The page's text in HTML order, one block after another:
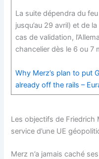
La suite dépendra du
jusqu’au 29 avril) et de
cas de validation,
chancelier dès le 6 ou 7
Why Merz’s plan to put
already off the rails –
Les objectifs de Friedrich
service d’une UE
Merz n’a jamais caché